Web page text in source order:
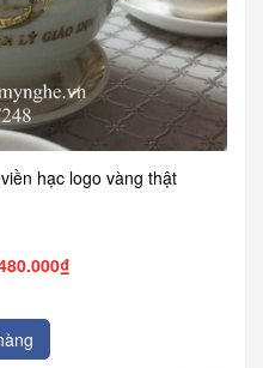
hạc logo vàng thật